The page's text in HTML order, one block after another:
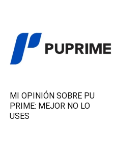
MI OPINIÓN SOBRE PU
PRIME: MEJOR NO LO
USES